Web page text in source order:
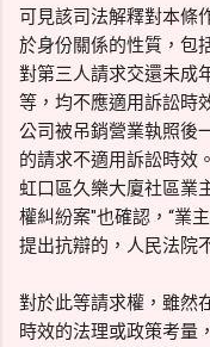
可見該司法解釋對本條
於身份關係的性質，包
對第三人請求交還未成
等，均不應適用訴訟時
公司被吊銷營業執照後
的請求不適用訴訟時效
虹口區久樂大廈社區業
權糾紛案"也確認，“業
提出抗辯的，人民法院
對於此等請求權，雖然
時效的法理或政策考量